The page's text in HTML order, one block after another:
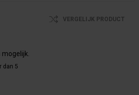
VERGELIJK PRODUCT
dan 5